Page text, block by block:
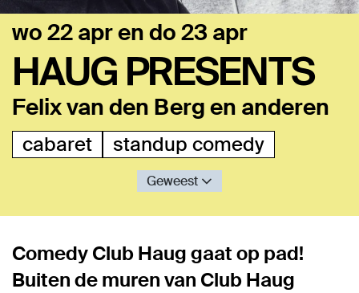
HAUG PRESENTS
Felix van den Berg en anderen
wo 22 aprendo 23 apr
cabaret standup comedy
Geweest
Comedy Club Haug gaat op pad!
Buiten de muren van Club Haug